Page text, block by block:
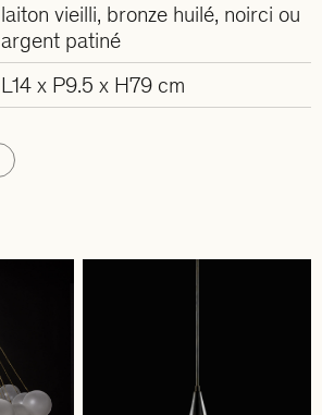
laiton vieilli, bronze huilé, noirci ou
argent patiné
L14 x P9.5 x H79 cm